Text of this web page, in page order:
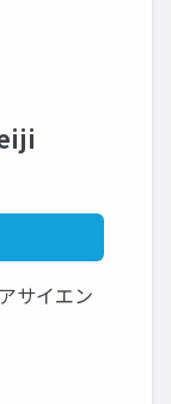
サイエン